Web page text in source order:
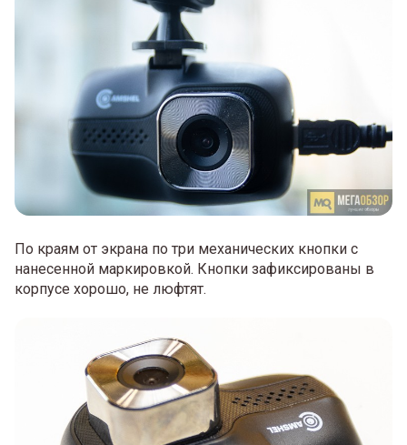
По краям от экрана по три механических кнопки с
нанесенной маркировкой. Кнопки зафиксированы в
корпусе хорошо, не люфтят.